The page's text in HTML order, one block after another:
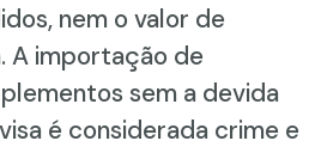
nem o valor de
A importação de
sem a devida
é considerada crime e